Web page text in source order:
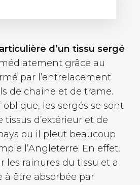
d’un tissu sergé
grâce au
par l’entrelacement
de chaine et de trame.
oblique, les sergés se sont
d’extérieur et de
ou il pleut beaucoup
l’Angleterre. En effet,
les rainures du tissu et a
à être absorbée par